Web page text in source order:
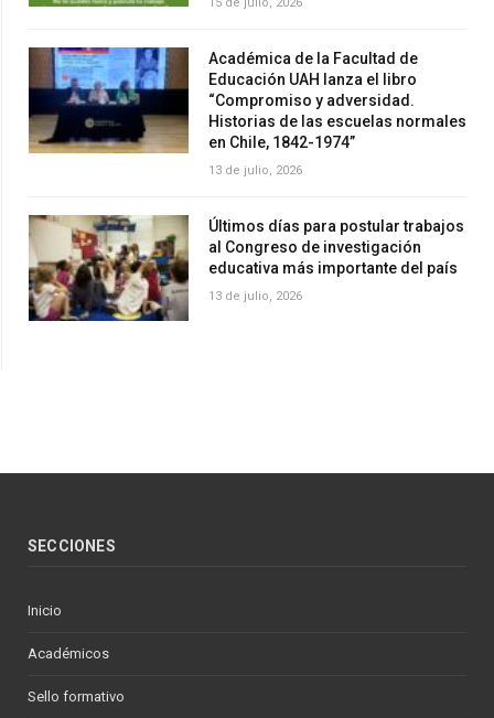
Académica de la Facultad de
Educación UAH lanza el libro
“Compromiso y adversidad.
Historias de las escuelas normales
en Chile, 1842-1974”
13 de julio, 2026
Últimos días para postular trabajos
al Congreso de investigación
educativa más importante del país
13 de julio, 2026
SECCIONES
Inicio
Académicos
Sello formativo